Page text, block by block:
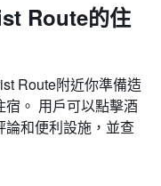
Route的住
Route​​附近你準備造
。 用戶可以點擊酒
論和便利設施，並查